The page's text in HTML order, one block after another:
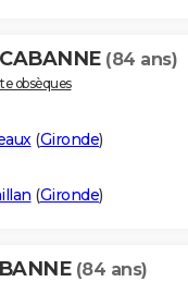
(84 ans)
obsèques
(Gironde)
(Gironde)
(84 ans)